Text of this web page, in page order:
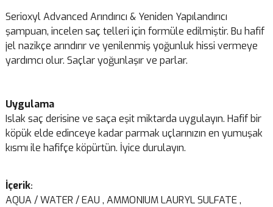
Serioxyl Advanced Arındırıcı & Yeniden Yapılandırıcı
şampuan, incelen saç telleri için formüle edilmiştir. Bu hafif
jel nazikçe arındırır ve yenilenmiş yoğunluk hissi vermeye
yardımcı olur. Saçlar yoğunlaşır ve parlar.
Uygulama
Islak saç derisine ve saça eşit miktarda uygulayın. Hafif bir
köpük elde edinceye kadar parmak uçlarınızın en yumuşak
kısmı ile hafifçe köpürtün. İyice durulayın.
İçerik:
AQUA / WATER / EAU , AMMONIUM LAURYL SULFATE ,